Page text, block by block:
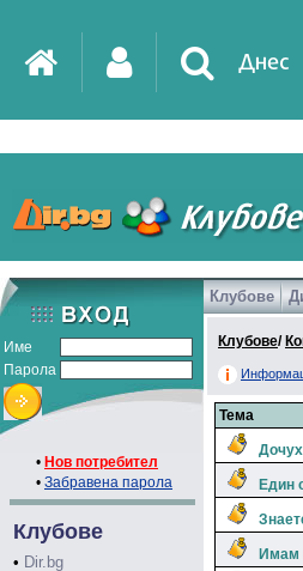
Днес
Име
Парола
• Нов потребител
• Забравена парола
Клубове
• Dir.bg
Клубове
Клубове/
Тема
Един
Имам